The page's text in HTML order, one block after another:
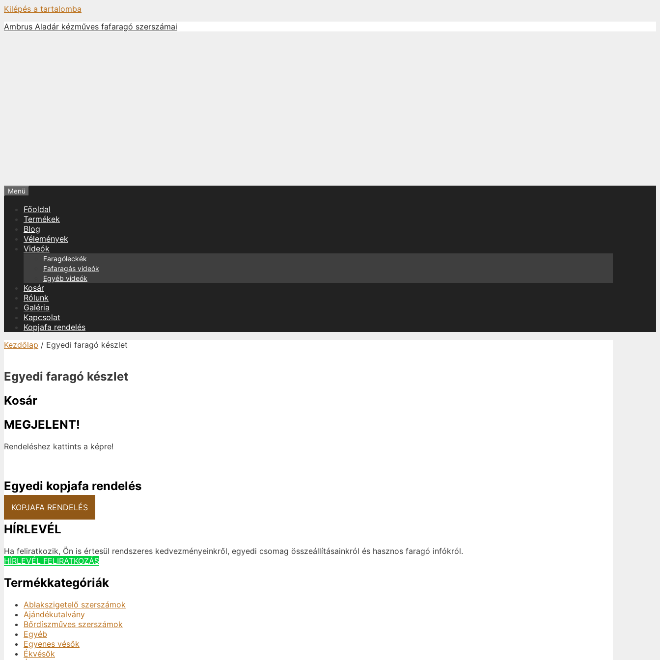
Kilépés a tartalomba
Ambrus Aladár kézműves fafaragó szerszámai
Menü
Főoldal
Termékek
Blog
Vélemények
Videók
Faragóleckék
Fafaragás videók
Egyéb videók
Kosár
Rólunk
Galéria
Kapcsolat
Kopjafa rendelés
Kezdőlap / Egyedi faragó készlet
Egyedi faragó készlet
Kosár
MEGJELENT!
Rendeléshez kattints a képre!
Egyedi kopjafa rendelés
KOPJAFA RENDELÉS
HÍRLEVÉL
Ha feliratkozik, Ön is értesül rendszeres kedvezményeinkről, egyedi csomag összeállításainkról és hasznos faragó infókról.
HÍRLEVÉL FELIRATKOZÁS
Termékkategóriák
Ablakszigetelő szerszámok
Ajándékutalvány
Bőrdíszműves szerszámok
Egyéb
Egyenes vésők
Ékvésők